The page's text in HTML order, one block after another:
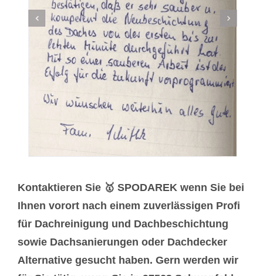
Kontaktieren Sie 🥇 SPODAREK wenn Sie bei
Ihnen vorort nach einem zuverlässigen Profi
für Dachreinigung und Dachbeschichtung
sowie Dachsanierungen oder Dachdecker
Alternative gesucht haben. Gern werden wir